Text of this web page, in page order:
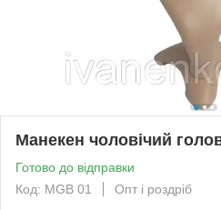
Манекен чоловічий
Готово до відправки
Код: МGВ 01
Опт і роздріб